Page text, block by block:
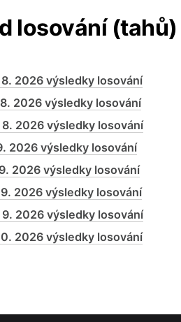
losování
8. 2026 výsledky losování
8. 2026 výsledky losování
8. 2026 výsledky losování
2026 výsledky losování
9. 2026 výsledky losování
9. 2026 výsledky losování
9. 2026 výsledky losování
2026 výsledky losování